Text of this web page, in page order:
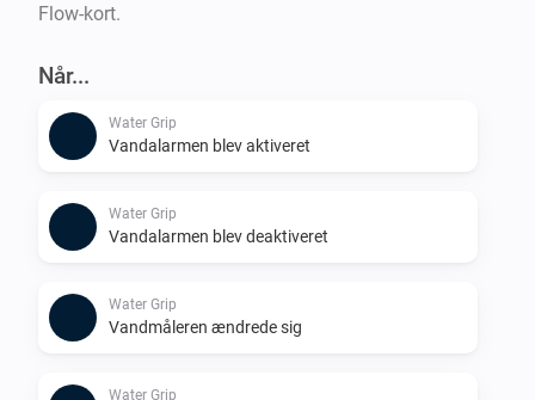
Flow-kort.
Når...
Water Grip
Vandalarmen blev aktiveret
Water Grip
Vandalarmen blev deaktiveret
Water Grip
Vandmåleren ændrede sig
Water Grip